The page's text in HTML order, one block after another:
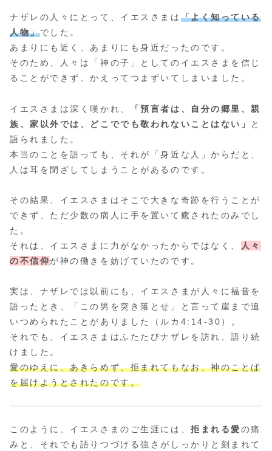
ナザレの人々にとって、イエスさまは 「よく知っている
人物」でした。
あまりにも近く、あまりにも身近だったのです。
そのため、人々は「神の子」としてのイエスさまを信じ
ることができず、かえってつまずいてしまいました。
イエスさまは深く嘆かれ、
「預言者は、自分の郷里、親
族、家以外では、どこででも敬われないことはない」 と
語られました。
本当のことを語っても、それが「身近な人」からだと、
人は耳を閉ざしてしまうことがあるのです。
その結果、イエスさまはそこで大きな奇跡を行うことが
できず、ただ少数の病人に手を置いて癒されたのみでし
た。
それは、イエスさまに力がなかったからではなく、
人々
の不信仰が神の働きを妨げていたのです。
実は、ナザレでは以前にも、イエスさまが人々に福音を
語ったとき、「この男を突き落とせ」と言って崖まで追
いつめられたことがありました（ルカ4:14-30）。
それでも、イエスさまはふたたびナザレを訪れ、語り続
けました。
愛のゆえに、あきらめず、拒まれてもなお、神のことば
を届けようとされたのです。
このように、イエスさまのご生涯には、拒まれる愛の痛
みと、それでも語りつづける強さがしっかりと刻まれて